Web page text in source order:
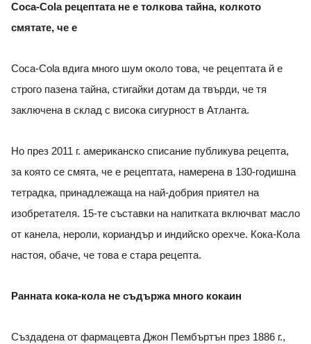
Coca-Cola рецептата не е толкова тайна, колкото
смятате, че е
Coca-Cola вдига много шум около това, че рецептата й е
строго пазена тайна, стигайки дотам да твърди, че тя
заключена в склад с висока сигурност в Атланта.
Но през 2011 г. американско списание публикува рецепта,
за която се смята, че е рецептата, намерена в 130-годишна
тетрадка, принадлежаща на най-добрия приятел на
изобретателя. 15-те съставки на напитката включват масло
от канела, нероли, кориандър и индийско орехче. Кока-Кола
настоя, обаче, че това е стара рецепта.
Ранната кока-кола не съдържа много кокаин
Създадена от фармацевта Джон Пембъртън през 1886 г.,